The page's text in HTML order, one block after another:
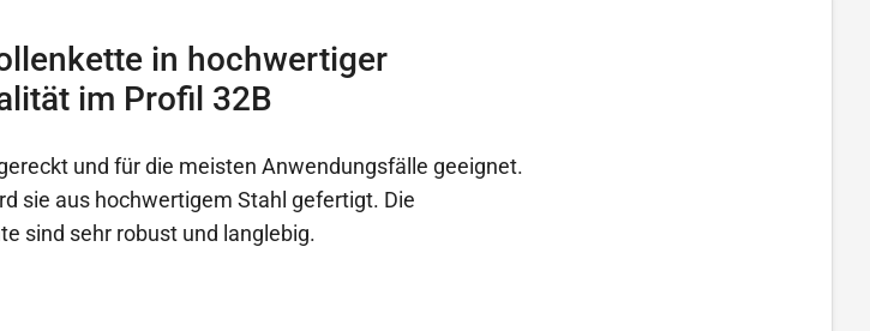
in hochwertiger
im Profil 32B
und für die meisten Anwendungsfälle geeignet.
sie aus hochwertigem Stahl gefertigt. Die
sind sehr robust und langlebig.